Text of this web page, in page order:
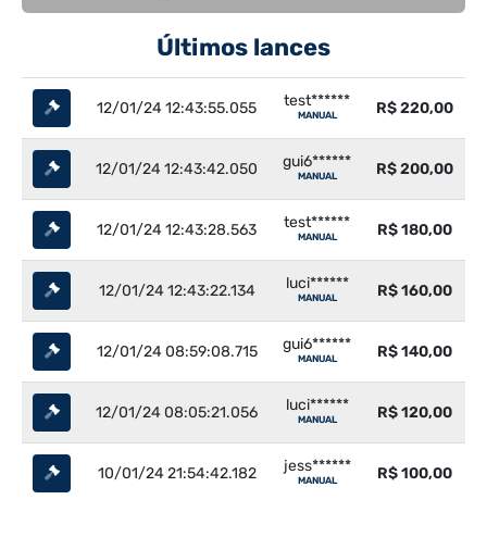
Últimos lances
12/01/24 12:43:55.055 test******
MANUAL R$ 220,00
12/01/24 12:43:42.050 gui6******
MANUAL R$ 200,00
12/01/24 12:43:28.563 test******
MANUAL R$ 180,00
12/01/24 12:43:22.134 luci******
MANUAL R$ 160,00
12/01/24 08:59:08.715 gui6******
MANUAL R$ 140,00
12/01/24 08:05:21.056 luci******
MANUAL R$ 120,00
10/01/24 21:54:42.182 jess******
MANUAL R$ 100,00